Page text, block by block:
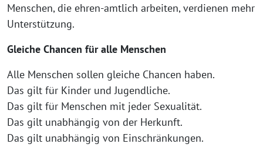
Menschen, die ehren-amtlich arbeiten, verdienen mehr
Unterstützung.
Gleiche Chancen für alle Menschen
Alle Menschen sollen gleiche Chancen haben.
Das gilt für Kinder und Jugendliche.
Das gilt für Menschen mit jeder Sexualität.
Das gilt unabhängig von der Herkunft.
Das gilt unabhängig von Einschränkungen.